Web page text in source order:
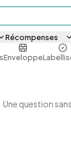
Récompenses
Enveloppe
Une question